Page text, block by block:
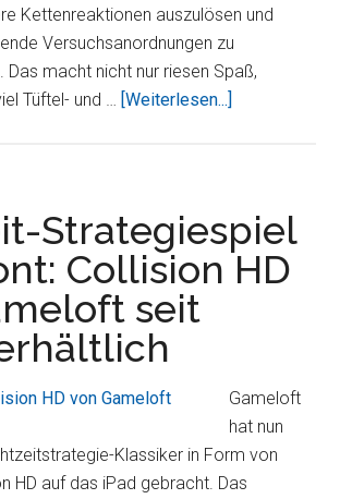
Kettenreaktionen auszulösen und
Versuchsanordnungen zu
Das macht nicht nur riesen Spaß,
Tüftel- und … [Weiterlesen...]
geh
mit
dem
und
seine
Strategiespiel
Collision HD
seit
Gameloft
hat nun
Klassiker in Form von
HD auf das iPad gebracht. Das